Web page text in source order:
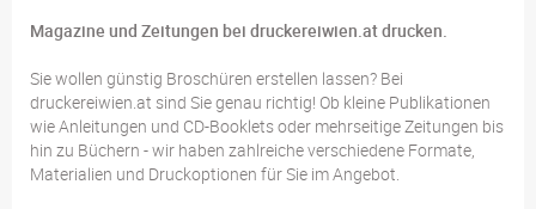
Magazine und Zeitungen bei druckereiwien.at drucken.
Sie wollen günstig Broschüren erstellen lassen? Bei
druckereiwien.at sind Sie genau richtig! Ob kleine Publikationen
wie Anleitungen und CD-Booklets oder mehrseitige Zeitungen bis
hin zu Büchern - wir haben zahlreiche verschiedene Formate,
Materialien und Druckoptionen für Sie im Angebot.